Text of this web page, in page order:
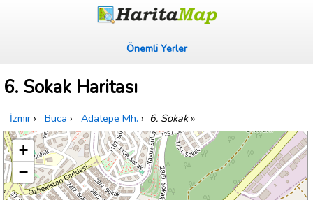
Önemli Yerler
6. Sokak Haritası
İzmir › Buca › Adatepe Mh. › 6. Sokak»
+
−